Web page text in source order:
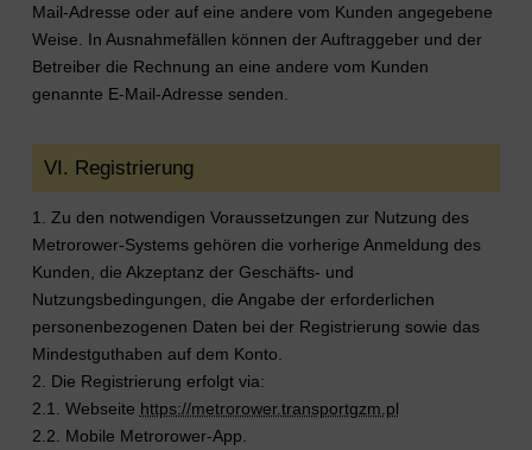
Mail-Adresse oder auf eine andere vom Kunden angegebene
Weise. In Ausnahmefällen können der Auftraggeber und der
Betreiber die Rechnung an eine andere vom Kunden
genannte E-Mail-Adresse senden.
VI. Registrierung
1. Zu den notwendigen Voraussetzungen zur Nutzung des
Metrorower-Systems gehören die vorherige Anmeldung des
Kunden, die Akzeptanz der Geschäfts- und
Nutzungsbedingungen, die Angabe der erforderlichen
personenbezogenen Daten bei der Registrierung sowie das
Mindestguthaben auf dem Konto.
2. Die Registrierung erfolgt via:
2.1. Webseite https://metrorower.transportgzm.pl
2.2. Mobile Metrorower-App.